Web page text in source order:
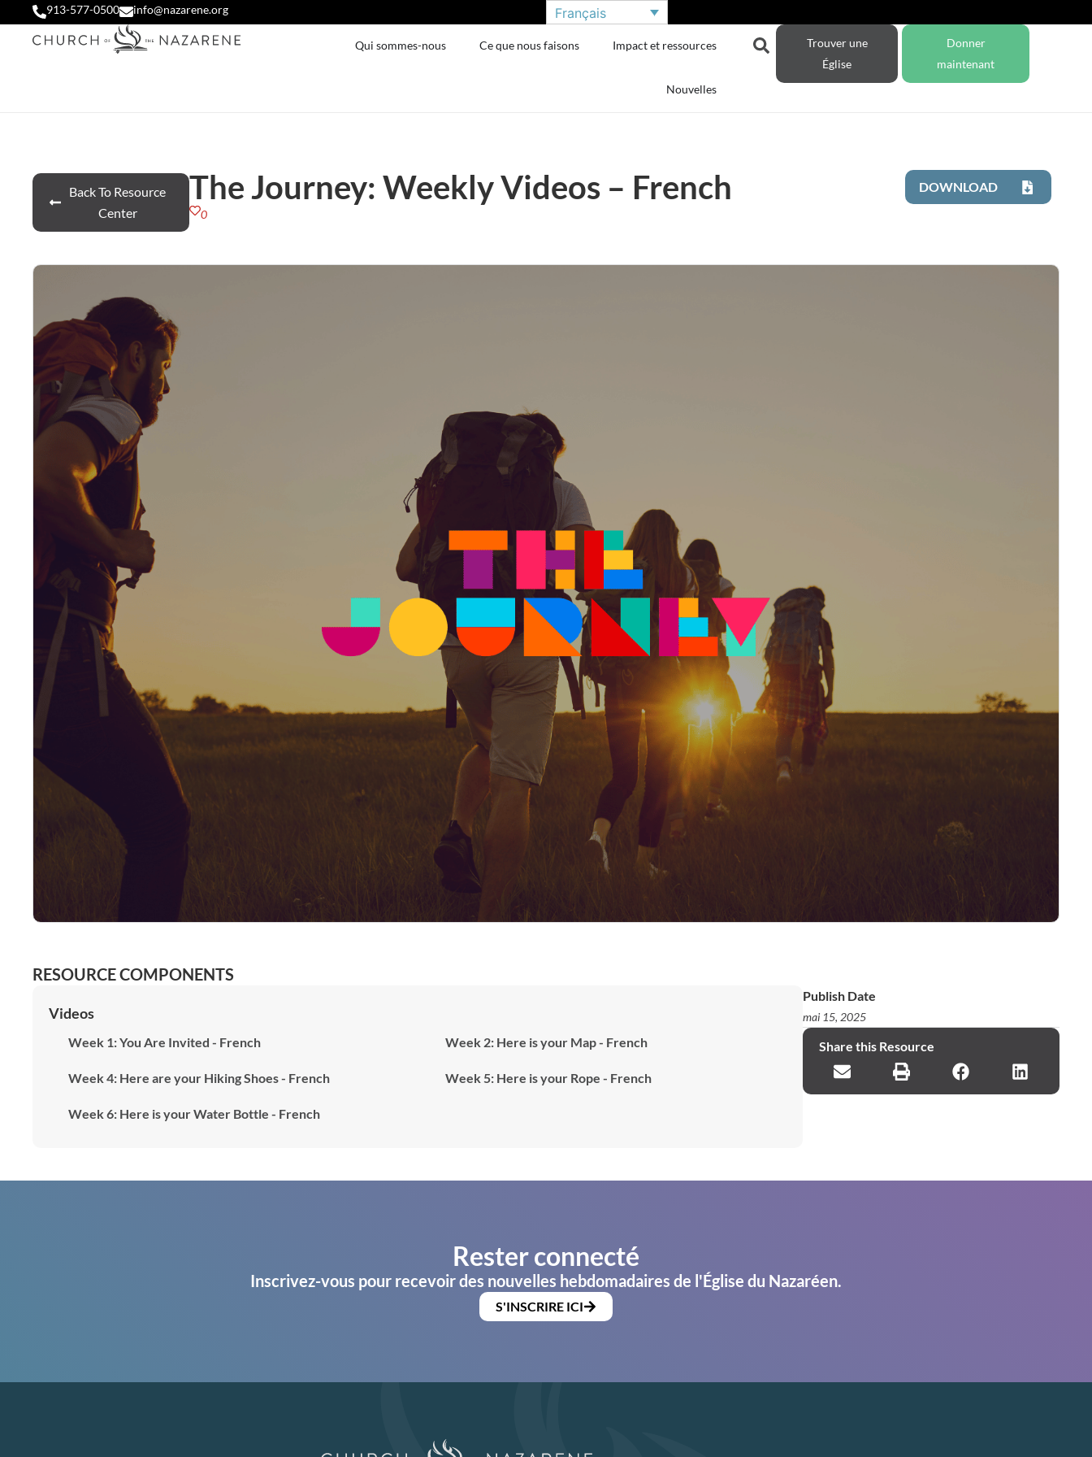
913-577-0500 info@nazarene.org Français
Qui sommes-nous Ce que nous faisons Impact et ressources
Nouvelles
Trouver une
Église
Donner
maintenant
Back To Resource
Center
The Journey: Weekly Videos – French
0
DOWNLOAD
RESOURCE COMPONENTS
Videos
Week 1: You Are Invited - French Week 2: Here is your Map - French
Week 4: Here are your Hiking Shoes - French Week 5: Here is your Rope - French
Week 6: Here is your Water Bottle - French
Publish Date
mai 15, 2025
Share this Resource
Rester connecté
Inscrivez-vous pour recevoir des nouvelles hebdomadaires de l'Église du Nazaréen.
S'INSCRIRE ICI